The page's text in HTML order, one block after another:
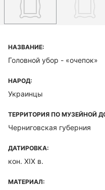
НАЗВАНИЕ:
Головной убор - «очепок»
НАРОД:
Украинцы
ТЕРРИТОРИЯ ПО МУЗЕЙНОЙ
Черниговская губерния
ДАТИРОВКА:
кон. XIX в.
МАТЕРИАЛ: